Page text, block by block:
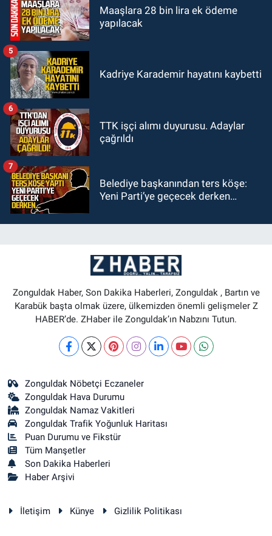
Maaşlara 28 bin lira ek ödeme
yapılacak
Kadriye Karademir hayatını kaybetti
5
TTK işçi alımı duyurusu. Adaylar
çağrıldı
6
Belediye başkanından ters köşe:
Yeni Parti’ye geçecek derken…
7
Zonguldak Haber, Son Dakika Haberleri, Zonguldak , Bartın ve
Karabük başta olmak üzere, ülkemizden önemli gelişmeler Z
HABER’de. ZHaber ile Zonguldak’ın Nabzını Tutun.
Zonguldak Nöbetçi Eczaneler
Zonguldak Hava Durumu
Zonguldak Namaz Vakitleri
Zonguldak Trafik Yoğunluk Haritası
Puan Durumu ve Fikstür
Tüm Manşetler
Son Dakika Haberleri
Haber Arşivi
İletişim Künye Gizlilik Politikası